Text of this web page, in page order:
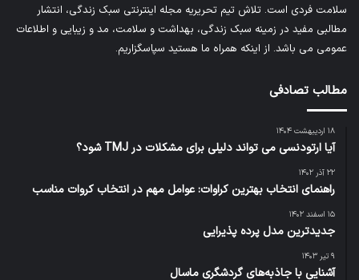
سلامت فردی است. تلاش تیم تحریریه مجله اینترنتی سبک زندگی، انتشار
مطالبی مفید در زمینه سبک زندگی، بهداشت و سلامت، مد و زیبایی و اطلاعات
عمومی می باشد. از اینکه همراه ما هستید سپاسگزاریم.
مطالب تصادفی
۱۸ اردیبهشت ۱۴۰۴
آیا ارتودنسی می تواند دلیلی برای مشکلات در TMJ شود؟
۲۲ آذر ۱۴۰۲
راهنمای انتخاب بهترین کراوات: عوامل مهم در انتخاب کروات مناسب
۱۵ اسفند ۱۴۰۲
جدیدترین مدل پرده پذیرایی
۹ تیر ۱۴۰۳
آشنایی با جاذبه‌های گردشگری ماسال